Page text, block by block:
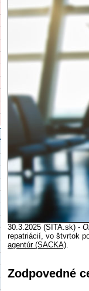
30.3.2025 (SITA.sk) -
repatriácií, vo štvrtok
agentúr (SACKA).
Zodpovedné